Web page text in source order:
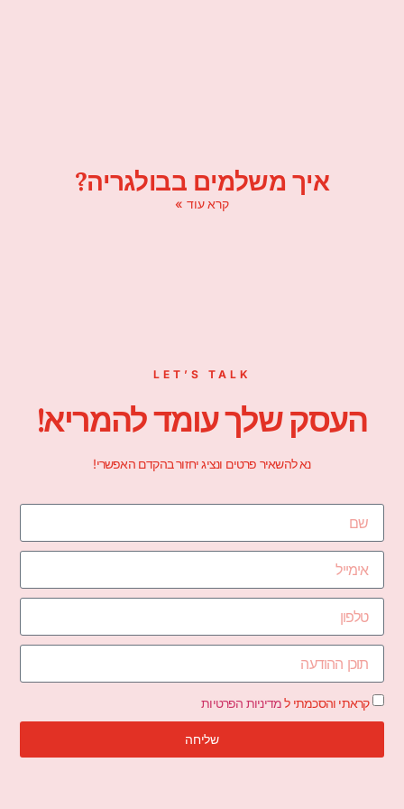
איך משלמים בבולגריה?
קרא עוד »
LET’S TALK
העסק שלך עומד להמריא!
נא להשאיר פרטים ונציג יחזור בהקדם האפשרי!
קראתי והסכמתי למדיניות הפרטיות
שליחה